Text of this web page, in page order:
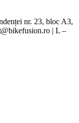
nr. 23, bloc A3,
| L –